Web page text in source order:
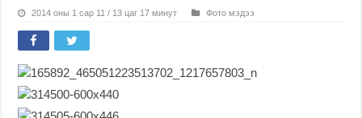
2014 оны 1 сар 11 / 13 цаг 17 минут Фото мэдээ